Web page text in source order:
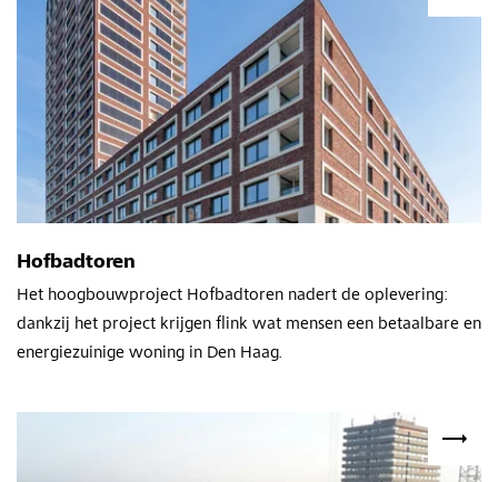
Hofbadtoren
Het hoogbouwproject Hofbadtoren nadert de oplevering:
dankzij het project krijgen flink wat mensen een betaalbare en
energiezuinige woning in Den Haag.